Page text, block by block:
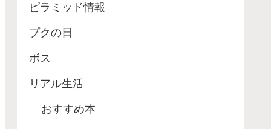
ピラミッド情報
プクの日
ボス
リアル生活
おすすめ本